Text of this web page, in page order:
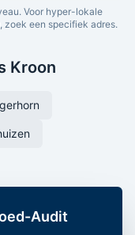
Voor hyper-lokale
een specifiek adres.
Kroon
Audit